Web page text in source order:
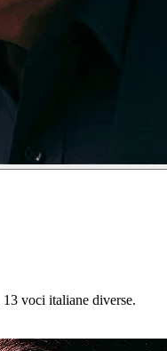
13 voci italiane diverse.